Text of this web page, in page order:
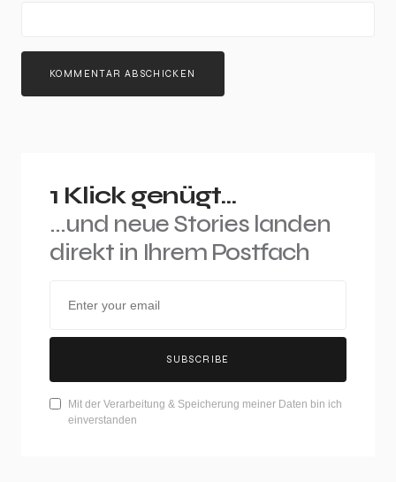
1 Klick genügt...
...und neue Stories landen
direkt in Ihrem Postfach
SUBSCRIBE
Mit der Verarbeitung & Speicherung meiner Daten bin ich
einverstanden